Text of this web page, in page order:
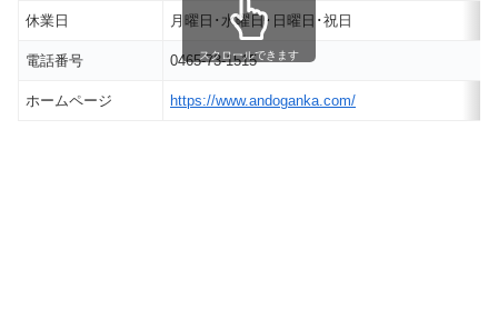
休業日 月曜日･水曜日･日曜日･祝日
電話番号 0465-73-1515
ホームページ https://www.andoganka.com/
スクロールできます